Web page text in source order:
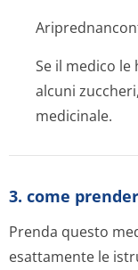
Se il medico
alcuni
medicinale.
3. come
Prenda questo
esattamente le